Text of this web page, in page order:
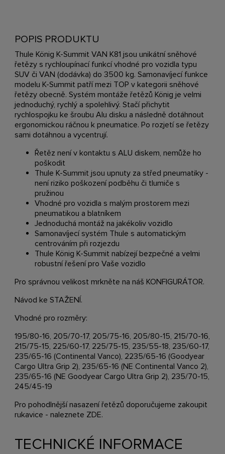
POPIS PRODUKTU
Thule König K-Summit VAN K81 jsou unikátní sněhové
řetězy s rychloupínací funkcí vhodné pro vozidla typu
SUV či VAN (dodávka) do 3500 kg. Samonavíjecí funkce
modelu K-Summit patří mezi TOP v kategorii sněhové
řetězy obecně. Systém montáže řetězů König je velmi
jednoduchý, rychlý a spolehlivý. Stačí přichytit
rychlospojku ke šroubu Alu disku a následně dotáhnout
ergonomickou ráčnou k pneumatice. Po rozjetí se řetězy
sami dotáhnou a vycentrují.
Řetěz není v kontaktu s ALU diskem, nemůže ho
poškodit
Thule K-Summit jsou upnuty za střed pneumatiky -
není riziko poškození podběhu či tlumiče s
pružinou
Vhodné pro vozidla s malým prostorem mezi
pneumatikou a blatníkem
Jednoduchá montáž na jakékoliv vozidlo
Samonavíjecí systém Thule s automatickým
centrováním při rozjezdu
Thule König K-Summit nabízejí bezpečné a velmi
robustní řešení pro Vaše vozidlo
Pro správnou velikost mrkněte na nášKONFIGURÁTOR.
Návod keSTAŽENÍ.
Vhodné pro rozměry:
195/80-16, 205/70-17, 205/75-16, 205/80-15, 215/70-16,
215/75-15, 225/60-17, 225/75-15, 235/55-18, 235/60-17,
235/65-16 (Continental Vanco), 2235/65-16 (Goodyear
Cargo Ultra Grip 2), 235/65-16 (NE Continental Vanco 2),
235/65-16 (NE Goodyear Cargo Ultra Grip 2), 235/70-15,
245/45-19
Pro pohodlnější nasazení řetězů doporučujeme zakoupit
rukavice - naleznete ZDE.
TECHNICKÉ INFORMACE